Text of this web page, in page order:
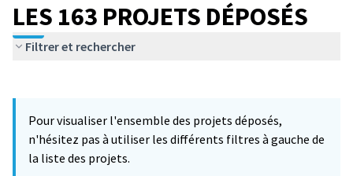
LES 163 PROJETS DÉPOSÉS
Filtrer et rechercher
−
Pour visualiser l'ensemble des projets déposés,
n'hésitez pas à utiliser les différents filtres à gauche de
la liste des projets.